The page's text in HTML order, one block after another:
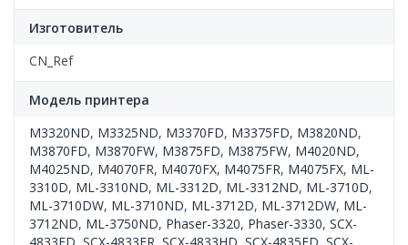
Изготовитель
CN_Ref
Модель принтера
M3320ND, M3325ND, M3370FD, M3375FD, M3820ND,
M3870FD, M3870FW, M3875FD, M3875FW, M4020ND,
M4025ND, M4070FR, M4070FX, M4075FR, M4075FX, ML-
3310D, ML-3310ND, ML-3312D, ML-3312ND, ML-3710D,
ML-3710DW, ML-3710ND, ML-3712D, ML-3712DW, ML-
3712ND, ML-3750ND, Phaser-3320, Phaser-3330, SCX-